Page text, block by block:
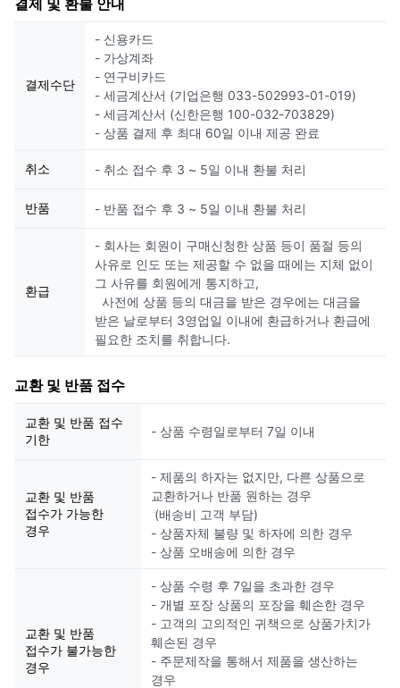
결제 및 환불 안내
결제수단
- 신용카드
- 가상계좌
- 연구비카드
- 세금계산서 (기업은행 033-502993-01-019)
- 세금계산서 (신한은행 100-032-703829)
- 상품 결제 후 최대 60일 이내 제공 완료
취소 - 취소 접수 후 3 ~ 5일 이내 환불 처리
반품 - 반품 접수 후 3 ~ 5일 이내 환불 처리
환급
- 회사는 회원이 구매신청한 상품 등이 품절 등의
사유로 인도 또는 제공할 수 없을 때에는 지체 없이
그 사유를 회원에게 통지하고,
사전에 상품 등의 대금을 받은 경우에는 대금을
받은 날로부터 3영업일 이내에 환급하거나 환급에
필요한 조치를 취합니다.
교환 및 반품 접수
교환 및 반품 접수
기한
- 상품 수령일로부터 7일 이내
교환 및 반품
접수가 가능한
경우
- 제품의 하자는 없지만, 다른 상품으로
교환하거나 반품 원하는 경우
(배송비 고객 부담)
- 상품자체 불량 및 하자에 의한 경우
- 상품 오배송에 의한 경우
교환 및 반품
접수가 불가능한
경우
- 상품 수령 후 7일을 초과한 경우
- 개별 포장 상품의 포장을 훼손한 경우
- 고객의 고의적인 귀책으로 상품가치가
훼손된 경우
- 주문제작을 통해서 제품을 생산하는
경우